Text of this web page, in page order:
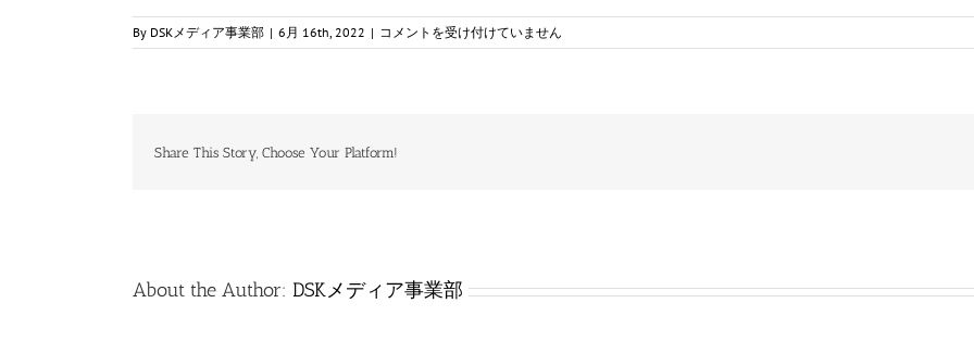
By DSKメディア事業部 | 6月 16th, 2022 | 航
空
_
コメントを受け付けていません
Share This Story, Choose Your Platform!
About the Author: DSKメディア事業部